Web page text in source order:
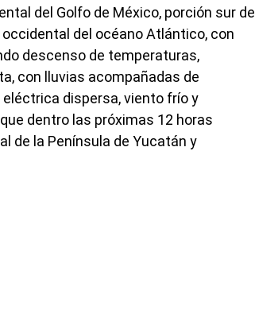
del Golfo de México, porción sur de
occidental del océano Atlántico, con
descenso de temperaturas,
con lluvias acompañadas de
dispersa, viento frío y
dentro las próximas 12 horas
de la Península de Yucatán y